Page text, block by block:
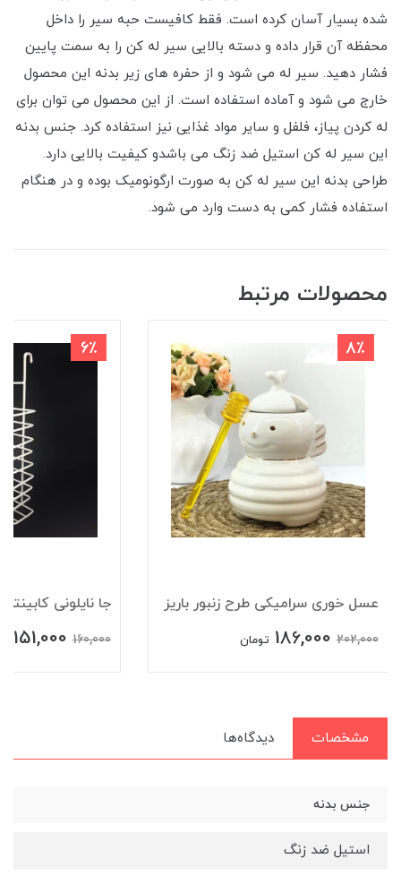
شده بسیار آسان کرده است. فقط کافیست حبه سیر را داخل
محفظه آن قرار داده و دسته بالایی سیر له کن را به سمت پایین
فشار دهید. سیر له می شود و از حفره های زیر بدنه این محصول
خارج می شود و آماده استفاده است. از این محصول می توان برای
له کردن پیاز، فلفل و سایر مواد غذایی نیز استفاده کرد. جنس بدنه
این سیر له کن استیل ضد زنگ می باشدو کیفیت بالایی دارد.
طراحی بدنه این سیر له کن به صورت ارگونومیک بوده و در هنگام
استفاده فشار کمی به دست وارد می شود.
محصولات مرتبط
8٪
عسل خوری سرامیکی طرح زنبور باریز
202,000
186,000 تومان
6٪
جا نایلونی
160,000
151,000
مشخصات دیدگاه‌ها
جنس بدنه
استیل ضد زنگ